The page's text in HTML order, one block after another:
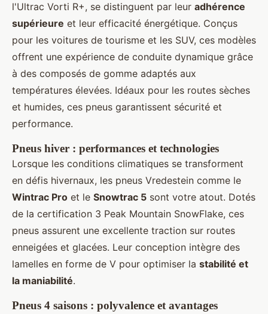
l'Ultrac Vorti R+, se distinguent par leur adhérence
supérieure et leur efficacité énergétique. Conçus
pour les voitures de tourisme et les SUV, ces modèles
offrent une expérience de conduite dynamique grâce
à des composés de gomme adaptés aux
températures élevées. Idéaux pour les routes sèches
et humides, ces pneus garantissent sécurité et
performance.
Pneus hiver : performances et technologies
Lorsque les conditions climatiques se transforment
en défis hivernaux, les pneus Vredestein comme le
Wintrac Pro et le Snowtrac 5 sont votre atout. Dotés
de la certification 3 Peak Mountain SnowFlake, ces
pneus assurent une excellente traction sur routes
enneigées et glacées. Leur conception intègre des
lamelles en forme de V pour optimiser la stabilité et
la maniabilité.
Pneus 4 saisons : polyvalence et avantages